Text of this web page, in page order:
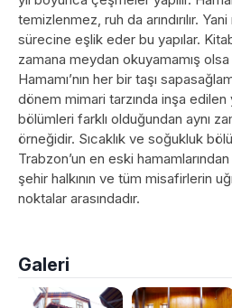
temizlenmez, ruh da arındırılır.
sürecine eşlik eder bu yapılar.
zamana meydan okuyamamış
Hamamı’nın her bir taşı
dönem mimari tarzında inşa edilen
bölümleri farklı olduğundan aynı
örneğidir. Sıcaklık ve soğukluk
Trabzon’un en eski
şehir halkının ve tüm misafirlerin
noktalar arasındadır.
Galeri